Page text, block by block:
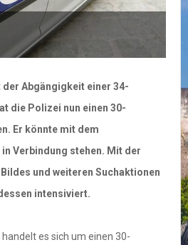
der Abgängigkeit einer 34-
die Polizei nun einen 30-
Er könnte mit dem
Verbindung stehen. Mit der
und weiteren Suchaktionen
intensiviert.
es sich um einen 30-